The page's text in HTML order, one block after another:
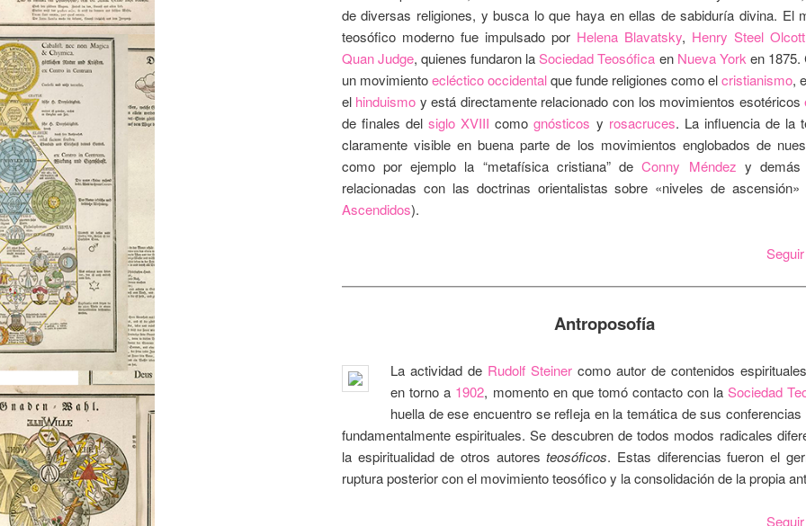
de diversas religiones, y busca lo que haya en ellas de sabiduría divina. El
teosófico moderno fue impulsado por Helena Blavatsky, Henry Steel Olcott
Quan Judge, quienes fundaron laSociedad Teosófica en Nueva Yorken 1875.
un movimientoeclécticooccidentalque funde religiones como elcristianismo,
el hinduismo y está directamente relacionado con los movimientos esotéricos
de finales delsiglo XVIII comognósticos y rosacruces. La influencia de la
claramente visible en buena parte de los movimientos englobados de
como por ejemplo la “metafísica cristiana” deConny Méndez y demás
relacionadas con las doctrinas orientalistas sobre «niveles de ascensión»
Ascendidos).
Antroposofía
La actividad de Rudolf Steiner como autor de contenidos
en torno a 1902, momento en que tomó contacto con laSociedad
huella de ese encuentro se refleja en la temática de sus
fundamentalmente espirituales. Se descubren de todos modos radicales
la espiritualidad de otros autoresteosóficos. Estas diferencias fueron el
ruptura posterior con el movimiento teosófico y la consolidación de la propia